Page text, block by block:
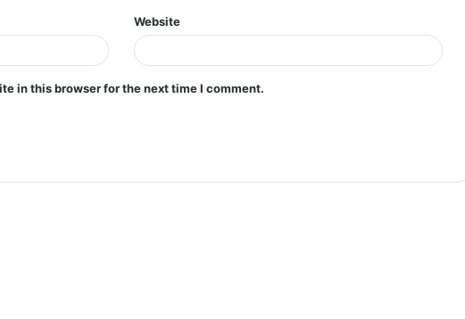
Website
in this browser for the next time I comment.